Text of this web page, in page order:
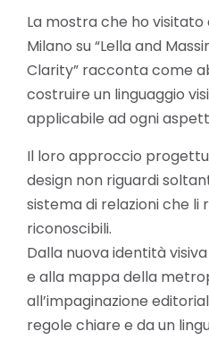
La mostra che ho visitato
Milano su “Lella and
Clarity” racconta come
costruire un linguaggio
applicabile ad ogni
Il loro approccio
design non riguardi
sistema di relazioni che li
riconoscibili.
Dalla nuova identità
e alla mappa della
all’impaginazione
regole chiare e da un